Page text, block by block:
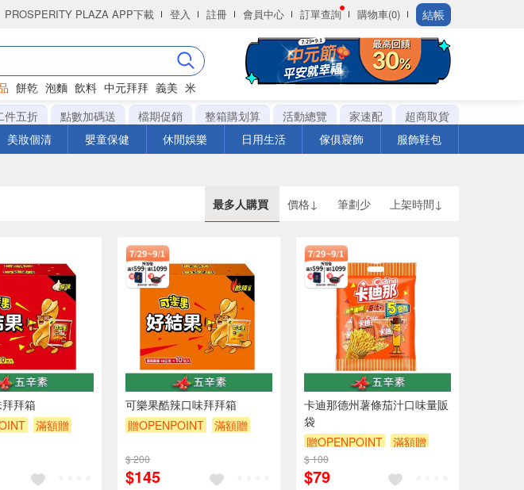
PROSPERITY PLAZA APP下載 登入 註冊 會員中心 訂單查詢 購物車(0) 結帳
餅乾 泡麵 飲料 中元拜拜 義美 米
件五折 點數加碼送 檔期促銷 整箱購划算 活動總覽 家速配
超商取貨
美妝個清 嬰童保健 休閒娛樂 日用生活 傢俱寢飾 服飾鞋包
最多人購買 價格↓ 筆劃少 上架時間↓
拜箱
滿額贈
可樂果酷辣口味拜拜箱
贈OPENPOINT
滿額贈
$ 200
$145
卡迪那德州薯條茄汁口味量販
袋
贈OPENPOINT
滿額贈
贈$200
$ 100
$79